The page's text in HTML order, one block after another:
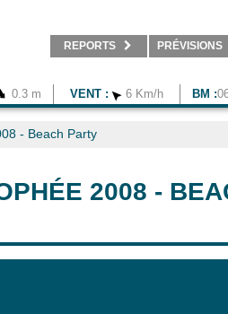
REPORTS PRÉVISIONS
0.3 m VENT : 6 Km/h BM :
- Beach Party
2008 -